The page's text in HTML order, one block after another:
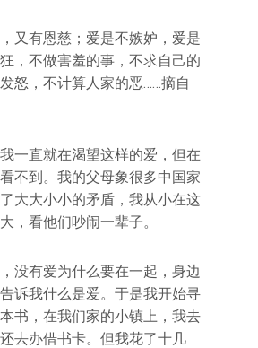
又有恩慈；爱是不嫉妒，爱是
，不做害羞的事，不求自己的
怒，不计算人家的恶……摘自
一直就在渴望这样的爱，但在
不到。我的父母象很多中国家
大大小小的矛盾，我从小在这
，看他们吵闹一辈子。
没有爱为什么要在一起，身边
诉我什么是爱。于是我开始寻
书，在我们家的小镇上，我去
去办借书卡。但我花了十几